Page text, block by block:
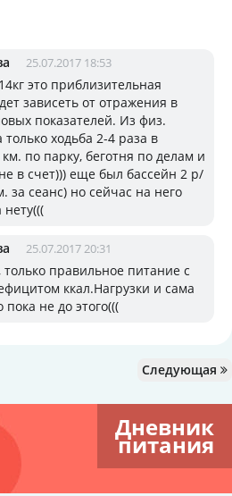
25.07.2017 18:53
это приблизительная
зависеть от отражения в
показателей. Из физ.
только ходьба 2-4 раза в
по парку, беготня по делам и
в счет))) еще был бассейн 2 р/
за сеанс) но сейчас на него
25.07.2017 20:31
только правильное питание с
ккал.Нагрузки и сама
не до этого(((
Следующая
Дневник
питания